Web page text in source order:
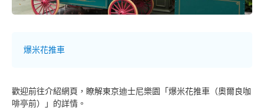
爆米花推車
歡迎前往介紹網頁，瞭解東京迪士尼樂園「爆米花推車（奧爾良咖
啡亭前）」的詳情。